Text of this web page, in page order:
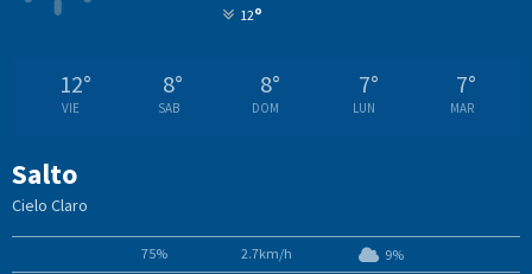
12°
12°
VIE
8°
SAB
8°
DOM
7°
LUN
7°
MAR
Salto
Cielo Claro
75% 2.7km/h 9%